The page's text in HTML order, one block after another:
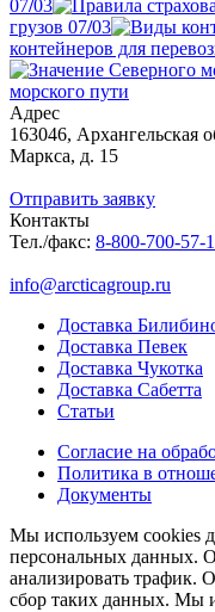
07/03
грузов 07/03
контейнеров для
морского пути
Адрес
163046, Архангельская
Маркса, д. 15
Отправить заявку
Контакты
Тел./факс: 8-800-700-57-
info@arcticagroup.ru
Доставка
Доставка Певек
Доставка Чукотка
Доставка Сабетта
Статьи
Согласие на
Политика в
Документы
Мы используем cookies
персональных данных.
анализировать трафик.
сбор таких данных. Мы